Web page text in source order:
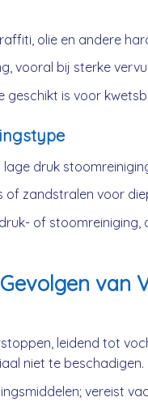
olie en andere
vooral bij sterke
geschikt is voor
druk
of zandstralen voor
of stoomreiniging,
van
leidend tot
niet te beschadigen.
vereist